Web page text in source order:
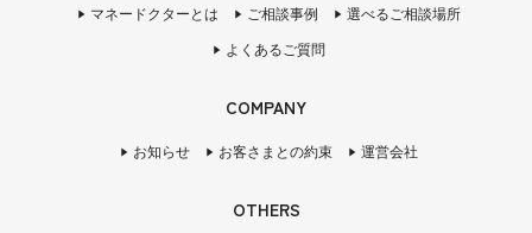
マネードクターとは ご相談事例 選べるご相談場所
よくあるご質問
COMPANY
お知らせ お客さまとの約束 運営会社
OTHERS